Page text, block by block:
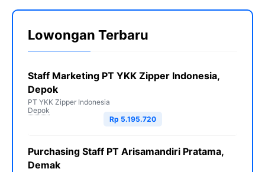
Lowongan Terbaru
Staff Marketing PT YKK Zipper Indonesia,
Depok
PT YKK Zipper Indonesia
Depok
Rp 5.195.720
Purchasing Staff PT Arisamandiri Pratama,
Demak